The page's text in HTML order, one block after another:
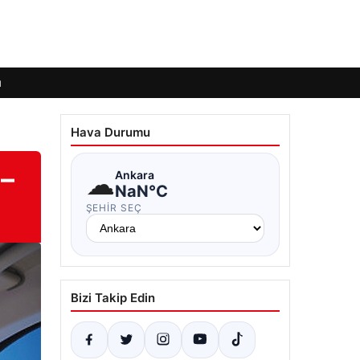
Hava Durumu
☁Ankara
NaN°C
ŞEHIR SEÇ
Bizi Takip Edin